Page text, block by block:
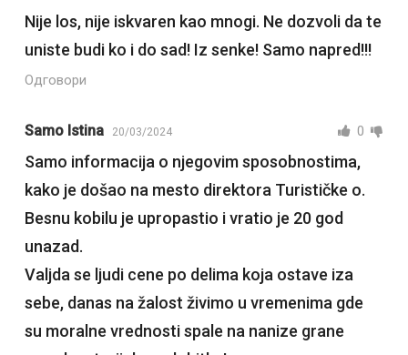
Nije los, nije iskvaren kao mnogi. Ne dozvoli da te
uniste budi ko i do sad! Iz senke! Samo napred!!!
Одговори
Samo Istina 20/03/2024 0
Samo informacija o njegovim sposobnostima,
kako je došao na mesto direktora Turističke o.
Besnu kobilu je upropastio i vratio je 20 god
unazad.
Valjda se ljudi cene po delima koja ostave iza
sebe, danas na žalost živimo u vremenima gde
su moralne vrednosti spale na nanize grane